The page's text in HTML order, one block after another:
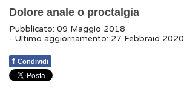
Dolore anale o proctalgia
Pubblicato: 09 Maggio 2018
- Ultimo aggiornamento: 27 Febbraio 2020
f Condividi